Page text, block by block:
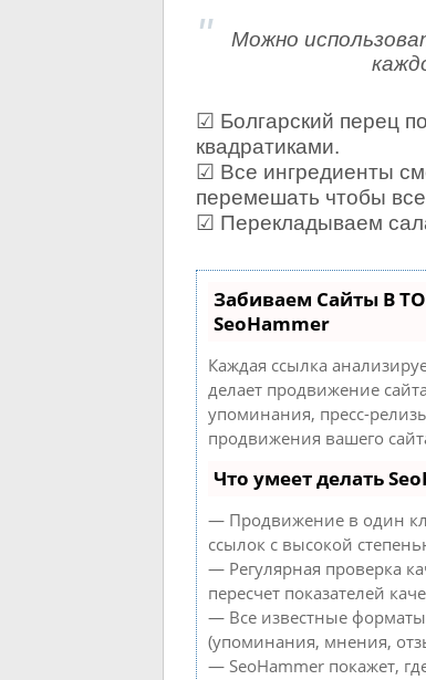
Можно
☑ Болгарский перец
квадратиками.
☑ Все ингредиенты
перемешать чтобы
☑ Перекладываем
Забиваем Сайты В
SeoHammer
Каждая ссылка
делает продвижение
упоминания, пресс-
продвижения вашего
Что умеет делать
— Продвижение в один
ссылок с высокой
— Регулярная проверка
пересчет показателей
— Все известные
(упоминания, мнения,
— SeoHammer покажет,